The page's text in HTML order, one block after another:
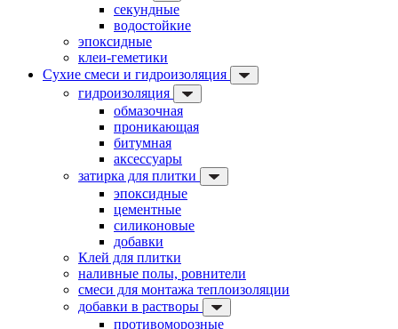
секундные
водостойкие
эпоксидные
клеи-геметики
Сухие смеси и гидроизоляция
гидроизоляция
обмазочная
проникающая
битумная
аксессуары
затирка для плитки
эпоксидные
цементные
силиконовые
добавки
Клей для плитки
наливные полы, ровнители
смеси для монтажа теплоизоляции
добавки в растворы
противоморозные